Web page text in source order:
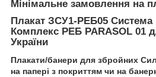
Мінімальне замовлення на
Плакат ЗСУ1-РЕБ05 Система
Комплекс РЕБ PARASOL 01
України
Плакати/банери для збройних
на папері з покриттям чи на